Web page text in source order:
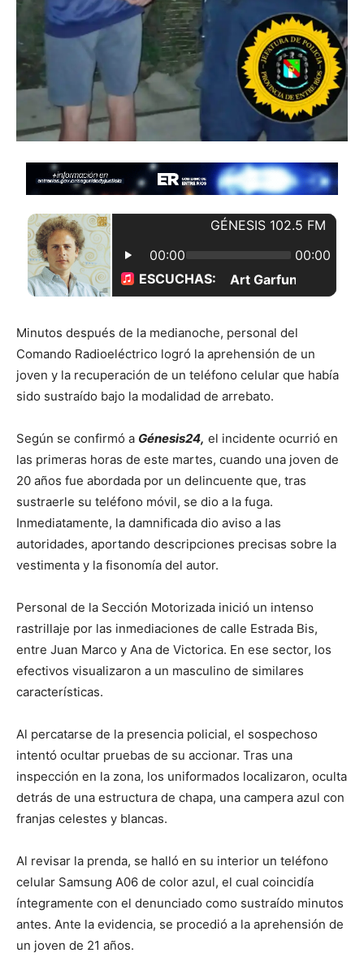
Minutos después de la medianoche, personal del
Comando Radioeléctrico logró la aprehensión de un
joven y la recuperación de un teléfono celular que había
sido sustraído bajo la modalidad de arrebato.
Según se confirmó a Génesis24, el incidente ocurrió en
las primeras horas de este martes, cuando una joven de
20 años fue abordada por un delincuente que, tras
sustraerle su teléfono móvil, se dio a la fuga.
Inmediatamente, la damnificada dio aviso a las
autoridades, aportando descripciones precisas sobre la
vestimenta y la fisonomía del autor.
Personal de la Sección Motorizada inició un intenso
rastrillaje por las inmediaciones de calle Estrada Bis,
entre Juan Marco y Ana de Victorica. En ese sector, los
efectivos visualizaron a un masculino de similares
características.
Al percatarse de la presencia policial, el sospechoso
intentó ocultar pruebas de su accionar. Tras una
inspección en la zona, los uniformados localizaron, oculta
detrás de una estructura de chapa, una campera azul con
franjas celestes y blancas.
Al revisar la prenda, se halló en su interior un teléfono
celular Samsung A06 de color azul, el cual coincidía
íntegramente con el denunciado como sustraído minutos
antes. Ante la evidencia, se procedió a la aprehensión de
un joven de 21 años.